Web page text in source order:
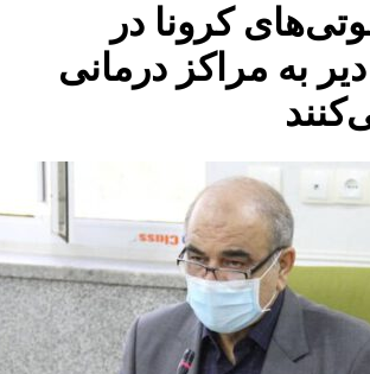
کرونا در
مراکز درمانی